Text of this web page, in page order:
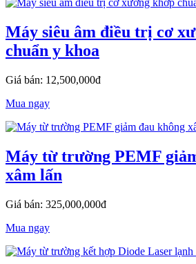
Máy siêu âm điều trị cơ
chuẩn y khoa
Giá bán: 12,500,000đ
Mua ngay
Máy từ trường PEMF
xâm lấn
Giá bán: 325,000,000đ
Mua ngay